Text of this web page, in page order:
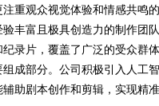
重观众视觉体验和情感共鸣
丰富且极具创造力的制作团
录片，覆盖了广泛的受众群
成部分。公司积极引入人工
助剧本创作和剪辑，实现精